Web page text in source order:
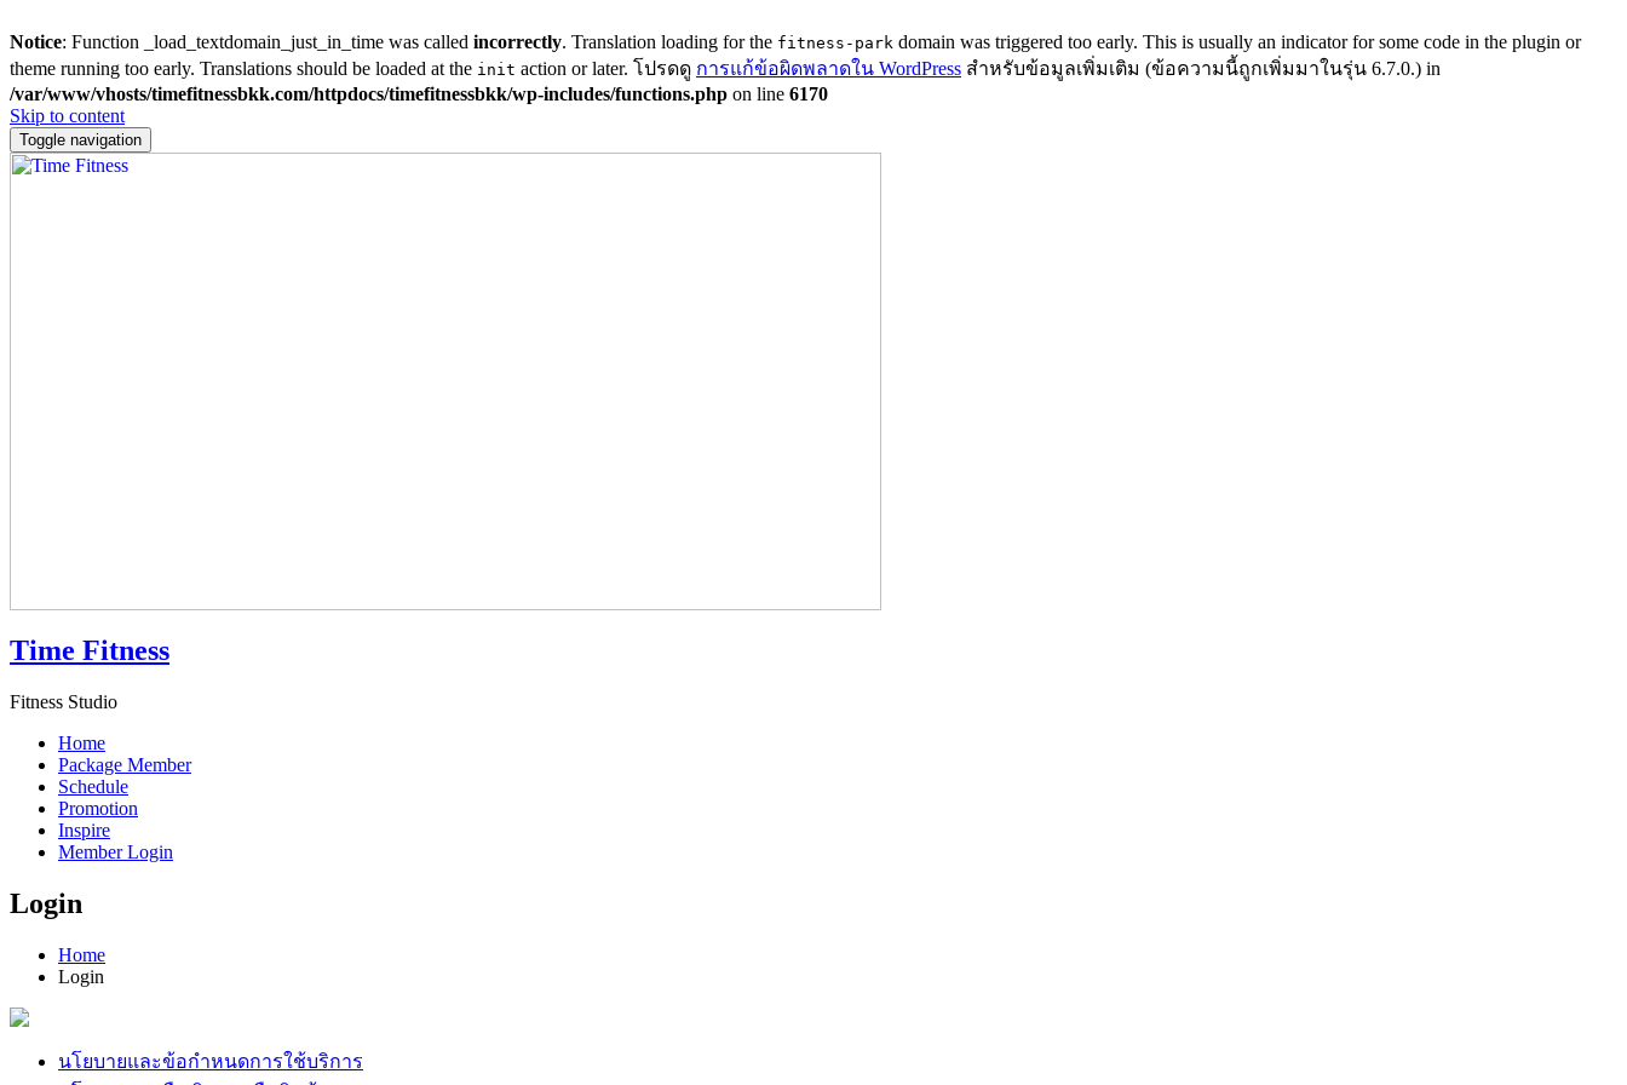
Notice: Function _load_textdomain_just_in_time was called incorrectly. Translation loading for the fitness-park domain was triggered too early. This is usually an indicator for some code in the plugin or
theme running too early. Translations should be loaded at the init action or later. โปรดดู การแก้ข้อผิดพลาดใน WordPress สำหรับข้อมูลเพิ่มเติม (ข้อความนี้ถูกเพิ่มมาในรุ่น 6.7.0.) in
/var/www/vhosts/timefitnessbkk.com/httpdocs/timefitnessbkk/wp-includes/functions.php on line 6170
Skip to content
Toggle navigation
Time Fitness
Fitness Studio
Home
Package Member
Schedule
Promotion
Inspire
Member Login
Login
Home
Login
นโยบายและข้อกำหนดการใช้บริการ